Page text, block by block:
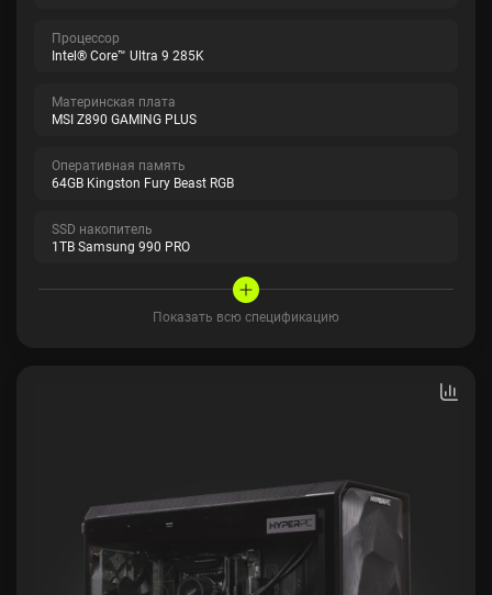
Процессор
Intel® Core™ Ultra 9 285K
Материнская плата
MSI Z890 GAMING PLUS
Оперативная память
64GB Kingston Fury Beast RGB
SSD накопитель
1TB Samsung 990 PRO
Показать всю спецификацию